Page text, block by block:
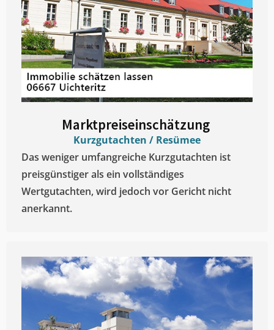
Marktpreiseinschätzung ​
Kurzgutachten / Resümee
Das weniger umfangreiche Kurzgutachten ist
preisgünstiger als ein vollständiges
Wertgutachten, wird jedoch vor Gericht nicht
anerkannt.